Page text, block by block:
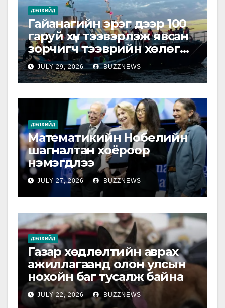
ДЭЛХИЙД
Гайанагийн эрэг дээр 100
гаруй хүн тээвэрлэж явсан
зорчигч тээврийн хөлөг
живжээ
JULY 29, 2026 BUZZNEWS
ДЭЛХИЙД
Математикийн Нобелийн
шагналтан хоёроор
нэмэгдлээ
JULY 27, 2026 BUZZNEWS
ДЭЛХИЙД
Газар хөдлөлтийн аврах
ажиллагаанд олон улсын
нохойн баг тусалж байна
JULY 22, 2026 BUZZNEWS